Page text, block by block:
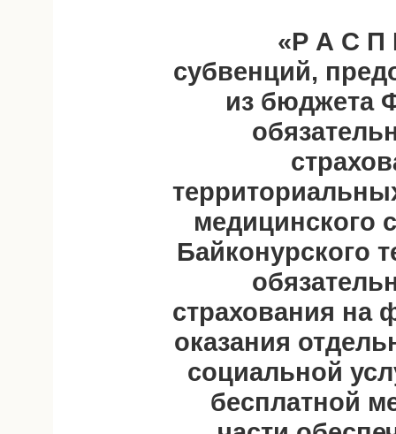
«Р А С П
субвенций,
из бюджета
медицинского
Байконурского
страхования на
оказания
социальной
бесплатной